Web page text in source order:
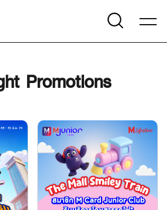
Promotions